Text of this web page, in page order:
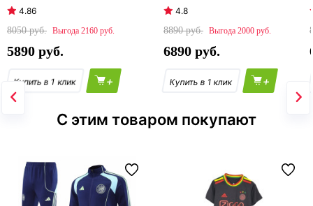
4.86
8050
2160
5890
+
4.8
8890
2000
6890
+
С этим товаром покупают